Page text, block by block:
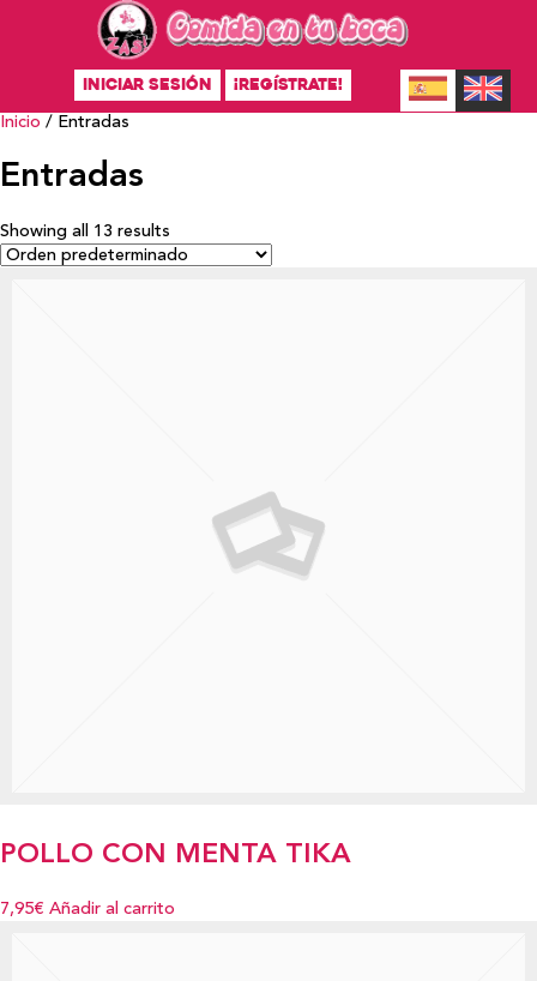
INICIAR SESIÓN ¡REGÍSTRATE!
Inicio / Entradas
Entradas
Showing all 13 results
POLLO CON MENTA TIKA
7,95€ Añadir al carrito